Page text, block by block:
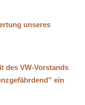
unseres
des VW-Vorstands
ein